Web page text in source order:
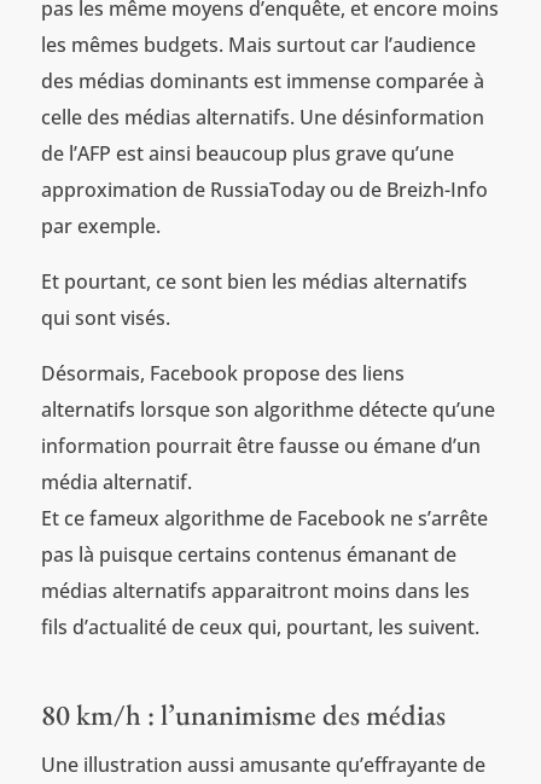
pas les même moyens d’enquête, et encore moins
les mêmes budgets. Mais surtout car l’audience
des médias dominants est immense comparée à
celle des médias alternatifs. Une désinformation
de l’AFP est ainsi beaucoup plus grave qu’une
approximation de RussiaToday ou de Breizh-Info
par exemple.
Et pourtant, ce sont bien les médias alternatifs
qui sont visés.
Désormais, Facebook propose des liens
alternatifs lorsque son algorithme détecte qu’une
information pourrait être fausse ou émane d’un
média alternatif.
Et ce fameux algorithme de Facebook ne s’arrête
pas là puisque certains contenus émanant de
médias alternatifs apparaitront moins dans les
fils d’actualité de ceux qui, pourtant, les suivent.
80 km/h : l’unanimisme des médias
Une illustration aussi amusante qu’effrayante de